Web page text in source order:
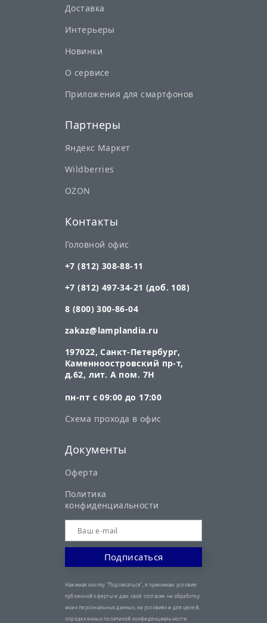
Доставка
Интерьеры
Новинки
О сервисе
Приложения для смартфонов
Партнеры
Яндекс Маркет
Wildberries
OZON
Контакты
Головной офис
+7 (812) 308-88-11
+7 (812) 497-34-21 (доб. 108)
8 (800) 300-86-04
zakaz@lamplandia.ru
197022, Санкт-Петербург,
Каменноостровский пр-т,
д.62, лит. А пом. 7Н
пн-пт с 09:00 до 17:00
Схема прохода в офис
Документы
Оферта
Политика
конфиденциальности
Нажимая кнопку "Подписаться", я принимаю условия
публичной оферты и даю своё согласие на обработку
моих персональных данных, на условиях и для целей,
определенных политикой конфиденциальности.